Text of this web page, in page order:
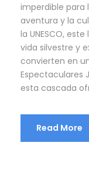
imperdible para
aventura y la
la UNESCO,
vida silvestre y
convierten en
Espectaculares
esta cascada
Read More